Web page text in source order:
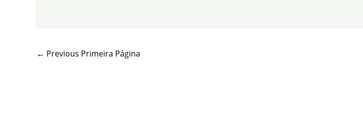
← Previous Primeira Página